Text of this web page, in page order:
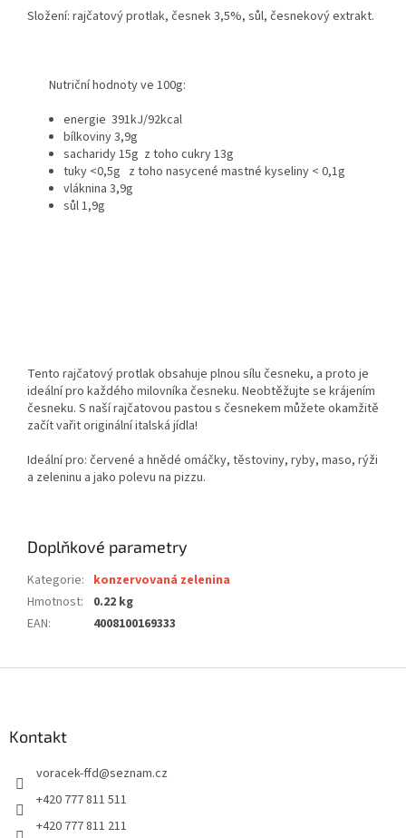
Složení: rajčatový protlak, česnek 3,5%, sůl, česnekový extrakt.
Nutriční hodnoty ve 100g:
energie 391kJ/92kcal
bílkoviny 3,9g
sacharidy 15g z toho cukry 13g
tuky <0,5g z toho nasycené mastné kyseliny < 0,1g
vláknina 3,9g
sůl 1,9g
Tento rajčatový protlak obsahuje plnou sílu česneku, a proto je
ideální pro každého milovníka česneku. Neobtěžujte se krájením
česneku. S naší rajčatovou pastou s česnekem můžete okamžitě
začít vařit originální italská jídla!
Ideální pro: červené a hnědé omáčky, těstoviny, ryby, maso, rýži
a zeleninu a jako polevu na pizzu.
Doplňkové parametry
Kategorie: konzervovaná zelenina
Hmotnost:
0.22 kg
EAN: 4008100169333
Kontakt
voracek-ffd@seznam.cz
+420 777 811 511
+420 777 811 211